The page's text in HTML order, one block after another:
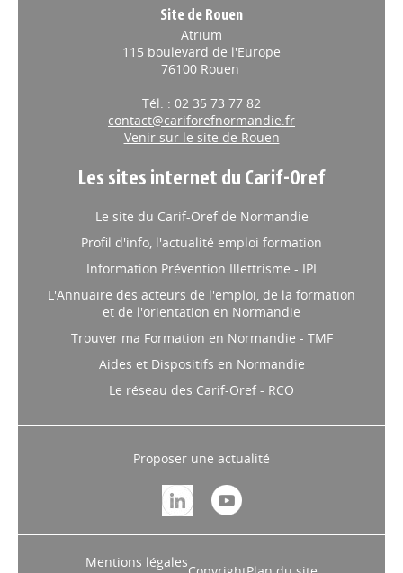
Site de Rouen
Atrium
115 boulevard de l'Europe
76100 Rouen
Tél. : 02 35 73 77 82
contact@cariforefnormandie.fr
Venir sur le site de Rouen
Les sites internet du Carif-Oref
Le site du Carif-Oref de Normandie
Profil d'info, l'actualité emploi formation
Information Prévention Illettrisme - IPI
L'Annuaire des acteurs de l'emploi, de la formation
et de l'orientation en Normandie
Trouver ma Formation en Normandie - TMF
Aides et Dispositifs en Normandie
Le réseau des Carif-Oref - RCO
Proposer une actualité
Mentions légales